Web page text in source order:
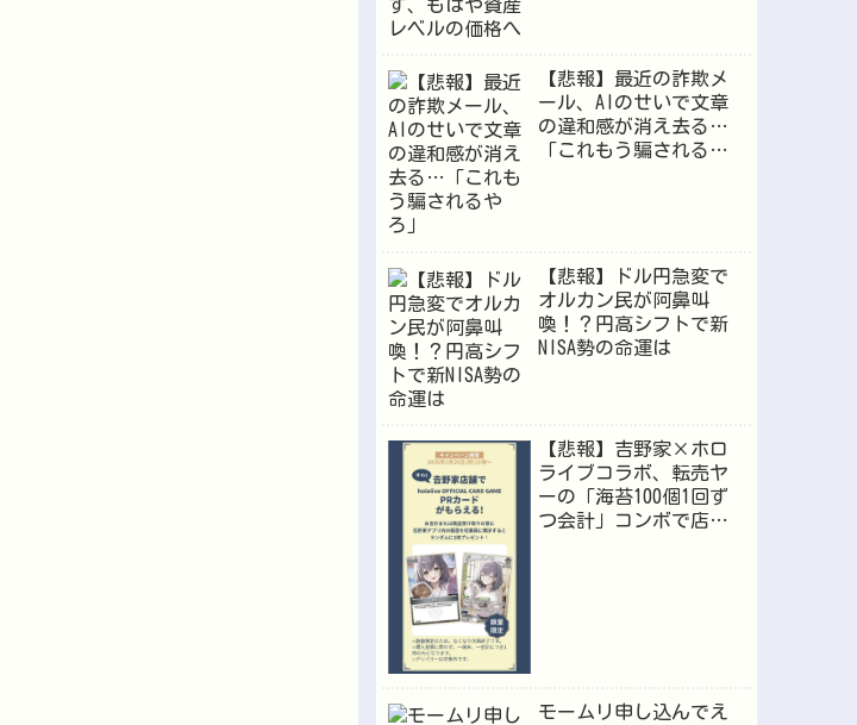
【悲報】最近の詐欺メ
ール、AIのせいで文章
の違和感が消え去る…
「これもう騙されるや
【悲報】ドル円急変で
オルカン民が阿鼻叫
喚！？円高シフトで新
NISA勢の命運は
【悲報】吉野家×ホロ
ライブコラボ、転売ヤ
ーの「海苔100個1回ず
つ会計」コンボで店員
モームリ申し込んでえ